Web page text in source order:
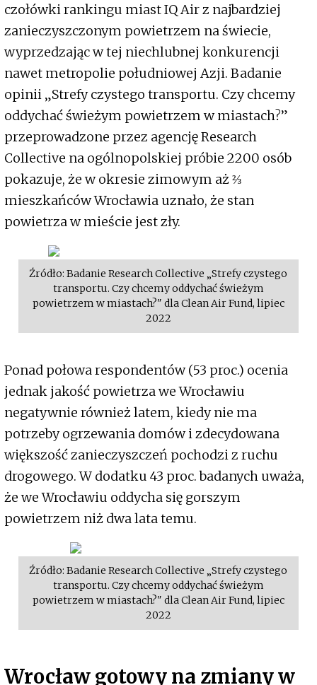
czołówki rankingu miast IQ Air z najbardziej
zanieczyszczonym powietrzem na świecie,
wyprzedzając w tej niechlubnej konkurencji
nawet metropolie południowej Azji. Badanie
opinii „Strefy czystego transportu. Czy chcemy
oddychać świeżym powietrzem w miastach?”
przeprowadzone przez agencję Research
Collective na ogólnopolskiej próbie 2200 osób
pokazuje, że w okresie zimowym aż ⅔
mieszkańców Wrocławia uznało, że stan
powietrza w mieście jest zły.
Źródło: Badanie Research Collective „Strefy czystego
transportu. Czy chcemy oddychać świeżym
powietrzem w miastach?" dla Clean Air Fund, lipiec
2022
Ponad połowa respondentów (53 proc.) ocenia
jednak jakość powietrza we Wrocławiu
negatywnie również latem, kiedy nie ma
potrzeby ogrzewania domów i zdecydowana
większość zanieczyszczeń pochodzi z ruchu
drogowego. W dodatku 43 proc. badanych uważa,
że we Wrocławiu oddycha się gorszym
powietrzem niż dwa lata temu.
Źródło: Badanie Research Collective „Strefy czystego
transportu. Czy chcemy oddychać świeżym
powietrzem w miastach?" dla Clean Air Fund, lipiec
2022
Wrocław gotowy na zmiany w